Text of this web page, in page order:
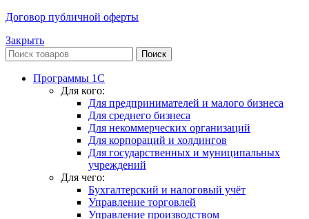
Договор публичной оферты
Закрыть
Поиск
Программы 1С
Для кого:
Для предпринимателей и малого бизнеса
Для среднего бизнеса
Для некоммерческих организаций
Для корпораций и холдингов
Для государственных и муниципальных
учреждений
Для чего:
Бухгалтерский и налоговый учёт
Управление торговлей
Управление производством